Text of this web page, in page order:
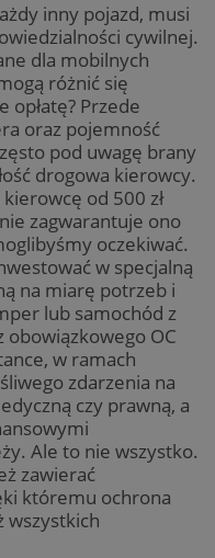
inny pojazd, musi
cywilnej.
dla mobilnych
różnić się
opłatę? Przede
oraz pojemność
pod uwagę brany
drogowa kierowcy.
od 500 zł
zagwarantuje ono
oczekiwać.
w specjalną
na miarę potrzeb i
lub samochód z
OC
w ramach
zdarzenia na
czy prawną, a
Ale to nie wszystko.
zawierać
któremu ochrona
wszystkich